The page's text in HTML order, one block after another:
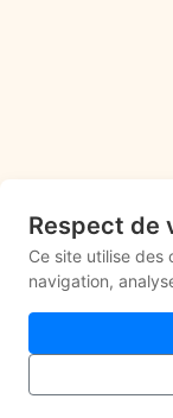
Respect de
Ce site utilise des
navigation,